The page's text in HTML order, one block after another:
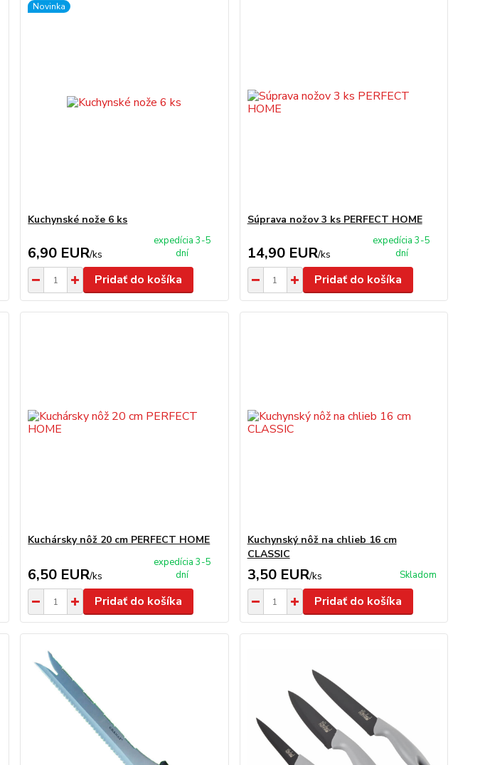
Novinka
Kuchynské nože 6 ks
6,90 EUR/ks
expedícia 3-5
dní
Pridať do košíka
Súprava nožov 3 ks PERFECT HOME
14,90 EUR/ks
expedícia 3-5
dní
Pridať do košíka
Kuchársky nôž 20 cm PERFECT HOME
6,50 EUR/ks
expedícia 3-5
dní
Pridať do košíka
Kuchynský nôž na chlieb 16 cm
CLASSIC
3,50 EUR/ks Skladom
Pridať do košíka